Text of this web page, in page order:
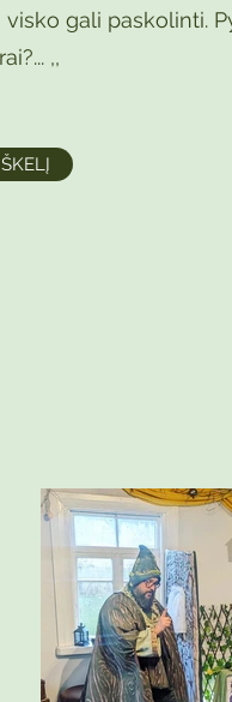
gali paskolinti.
,,​